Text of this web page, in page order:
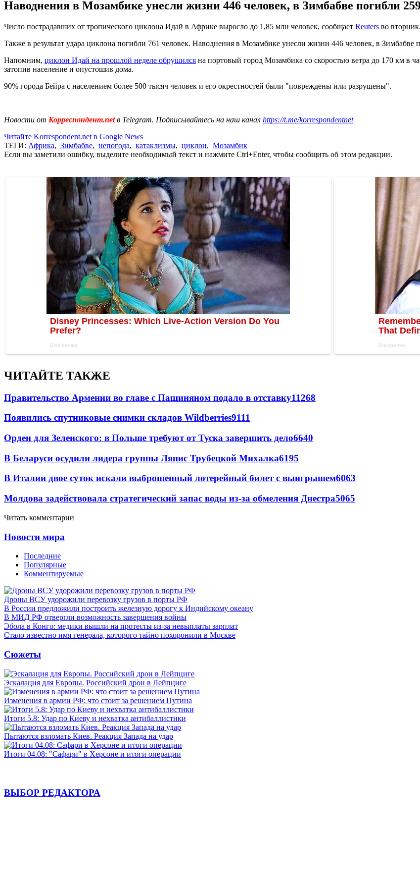
Наводнения в Мозамбике унесли жизни 446 человек, в Зимбабве погибли
Число пострадавших от тропического циклона Идай в Африке выросло до 1,85 млн человек, сообщает Reuters во
Также в результат удара циклона погибли 761 человек. Наводнения в Мозамбике унесли жизни 446 человек, в Зимбабве
Напомним, циклон Идай на прошлой неделе обрушился на портовый город Мозамбика со скоростью ветра до 170 км в
затопив население и опустошив дома.
90% города Бейра с населением более 500 тысяч человек и его окрестностей были "повреждены или разрушены".
Новости от Корреспондент.netв Telegram. Подписывайтесь на наш канал https://t.me/korrespondentnet
Читайте Korrespondent.net в Google News
ТЕГИ: Африка, Зимбабве, непогода, катаклизмы, циклон, Мозамбик
Если вы заметили ошибку, выделите необходимый текст и нажмите Ctrl+Enter, чтобы сообщить об этом редакции.
ЧИТАЙТЕ ТАКЖЕ
Правительство Армении во главе с Пашиняном подало в отставку11268
Появились спутниковые снимки складов Wildberries9111
Орден для Зеленского: в Польше требуют от Туска завершить дело6640
В Беларуси осудили лидера группы Ляпис Трубецкой Михалка6195
В Италии двое суток искали выброшенный лотерейный билет с выигрышем6063
Молдова задействовала стратегический запас воды из-за обмеления Днестра5065
Читать комментарии
Новости мира
Последние
Популярные
Комментируемые
Дроны ВСУ удорожили перевозку грузов в порты РФ
В России предложили построить железную дорогу к Индийскому океану
В МИД РФ отвергли возможность завершения войны
Эбола в Конго: медики вышли на протесты из-за невыплаты зарплат
Стало известно имя генерала, которого тайно похоронили в Москве
Сюжеты
Эскалация для Европы. Российский дрон в Лейпциге
Изменения в армии РФ: что стоит за решением Путина
Итоги 5.8: Удар по Киеву и нехватка антибаллистики
Пытаются взломать Киев. Реакция Запада на удар
Итоги 04.08: "Сафари" в Херсоне и итоги операции
ВЫБОР РЕДАКТОРА